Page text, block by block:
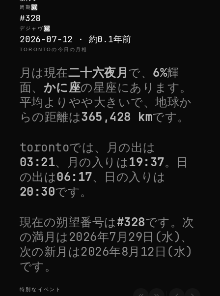
周期
#328
デジャヴ
2026-07-12 · 約0.1年前
TORONTOの今日の月相
月は現在二十六夜月で、 6%輝
面、 かに座の星座にあります。
平均よりやや大きいで、地球か
らの距離は365,428 kmです。
torontoでは、月の出は
03:21、月の入りは19:37。日
の出は06:17、日の入りは
20:30です。
現在の朔望番号は#328です。次
の満月は2026年7月29日(水)、
次の新月は2026年8月12日(水)
です。
特別なイベント
特別なイベント